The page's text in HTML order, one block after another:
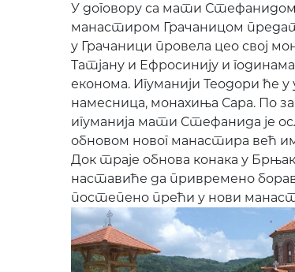
У договору са мати
манастиром Грачаницом
у Грачаници провела цео свој
Татјану и Ефросинију и
економа. Игуманији Теодори ће
намесница, монахиња Сара. По
игуманија мати Стефанида је
обновом новог манастира већ
Док траје обнова конака у
наставиће да привремено
постепено прећи у нови